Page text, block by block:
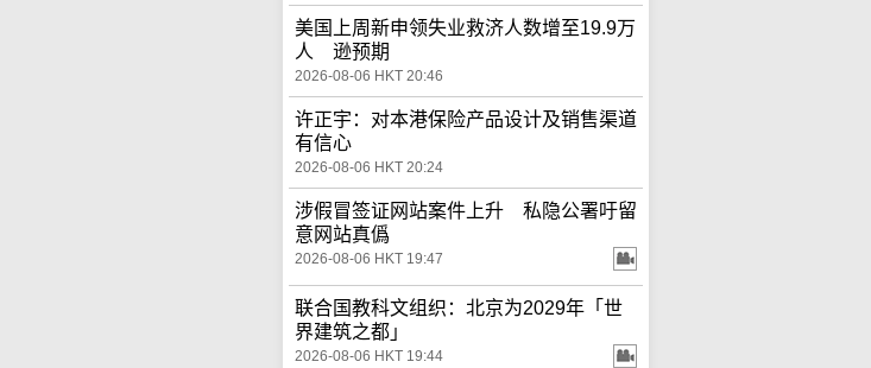
美国上周新申领失业救济人数增至19.9万
人 逊预期
2026-08-06 HKT 20:46
许正宇：对本港保险产品设计及销售渠道
有信心
2026-08-06 HKT 20:24
涉假冒签证网站案件上升 私隐公署吁留
意网站真僞
2026-08-06 HKT 19:47
联合国教科文组织：北京为2029年「世
界建筑之都」
2026-08-06 HKT 19:44